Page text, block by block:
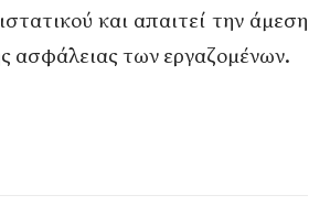
και απαιτεί την άμεση
ασφάλειας των εργαζομένων.